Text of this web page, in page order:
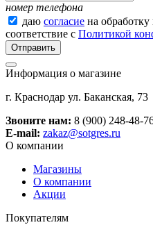
номер телефона
даю согласие на
соответствие с Политикой
Информация о магазине
г. Краснодар ул. Баканская, 73
Звоните нам: 8 (900) 248-48-
E-mail: zakaz@sotgres.ru
О компании
Магазины
О компании
Акции
Покупателям